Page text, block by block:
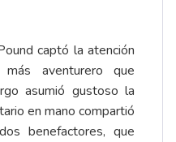
captó la atención
aventurero que
asumió gustoso la
en mano compartió
benefactores, que